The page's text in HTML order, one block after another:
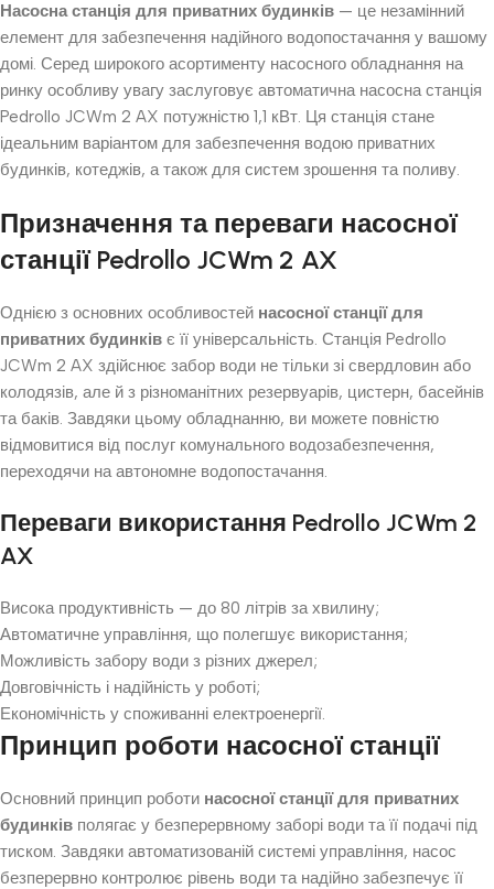
Насосна станція для приватних будинків — це незамінний
елемент для забезпечення надійного водопостачання у вашому
домі. Серед широкого асортименту насосного обладнання на
ринку особливу увагу заслуговує автоматична насосна станція
Pedrollo JCWm 2 AX потужністю 1,1 кВт. Ця станція стане
ідеальним варіантом для забезпечення водою приватних
будинків, котеджів, а також для систем зрошення та поливу.
Призначення та переваги насосної
станції Pedrollo JCWm 2 AX
Однією з основних особливостей насосної станції для
приватних будинків є її універсальність. Станція Pedrollo
JCWm 2 AX здійснює забор води не тільки зі свердловин або
колодязів, але й з різноманітних резервуарів, цистерн, басейнів
та баків. Завдяки цьому обладнанню, ви можете повністю
відмовитися від послуг комунального водозабезпечення,
переходячи на автономне водопостачання.
Переваги використання Pedrollo JCWm 2
AX
Висока продуктивність — до 80 літрів за хвилину;
Автоматичне управління, що полегшує використання;
Можливість забору води з різних джерел;
Довговічність і надійність у роботі;
Економічність у споживанні електроенергії.
Принцип роботи насосної станції
Основний принцип роботи насосної станції для приватних
будинків полягає у безперервному заборі води та її подачі під
тиском. Завдяки автоматизованій системі управління, насос
безперервно контролює рівень води та надійно забезпечує її